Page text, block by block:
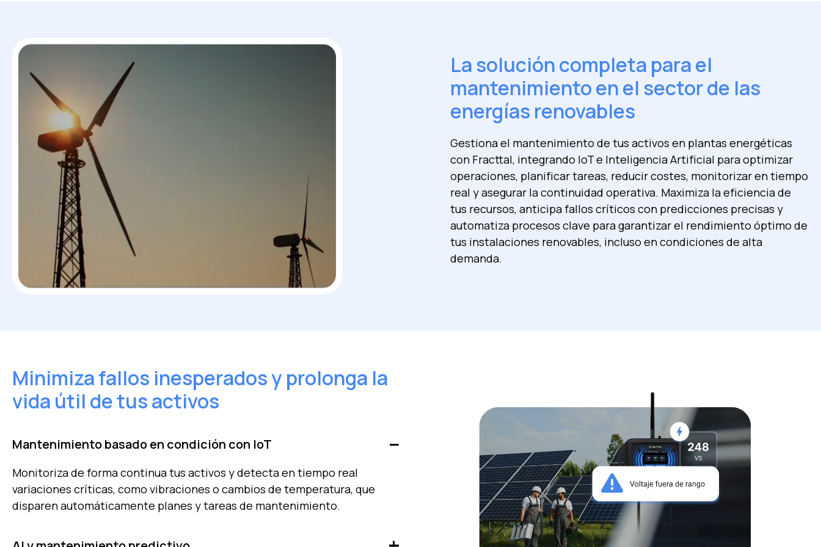
La solución completa para el
mantenimiento en el sector de las
energías renovables
Gestiona el mantenimiento de tus activos en plantas energéticas
con Fracttal, integrando IoT e Inteligencia Artificial para optimizar
operaciones, planificar tareas, reducir costes, monitorizar en tiempo
real y asegurar la continuidad operativa. Maximiza la eficiencia de
tus recursos, anticipa fallos críticos con predicciones precisas y
automatiza procesos clave para garantizar el rendimiento óptimo de
tus instalaciones renovables, incluso en condiciones de alta
demanda.
Minimiza fallos inesperados y prolonga la
vida útil de tus activos
Mantenimiento basado en condición con IoT
Monitoriza de forma continua tus activos y detecta en tiempo real
variaciones críticas, como vibraciones o cambios de temperatura, que
disparen automáticamente planes y tareas de mantenimiento.